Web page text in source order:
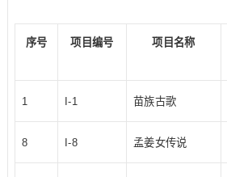
序号 项目编号 项目名称
1 I-1 苗族古歌
8 I-8 孟姜女传说